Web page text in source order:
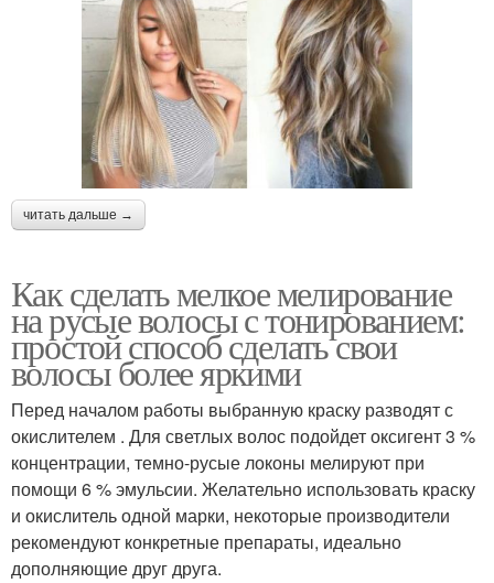
читать дальше →
Как сделать мелкое мелирование
на русые волосы с тонированием:
простой способ сделать свои
волосы более яркими
Перед началом работы выбранную краску разводят с
окислителем . Для светлых волос подойдет оксигент 3 %
концентрации, темно-русые локоны мелируют при
помощи 6 % эмульсии. Желательно использовать краску
и окислитель одной марки, некоторые производители
рекомендуют конкретные препараты, идеально
дополняющие друг друга.